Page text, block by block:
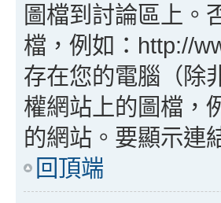
圖檔到討論區上。
檔，例如：http://
存在您的電腦（除
權網站上的圖檔，
的網站。要顯示連
回頂端